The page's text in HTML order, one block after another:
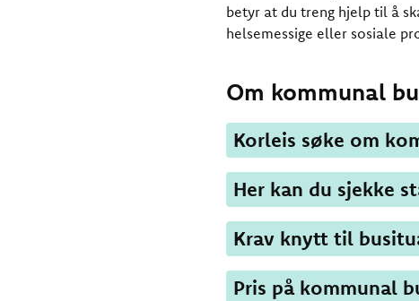
betyr at du treng hjelp til å
helsemessige eller sosiale
Om kommunal
Korleis søke om
Her kan du sjekke
Krav knytt til
Pris på kommunal